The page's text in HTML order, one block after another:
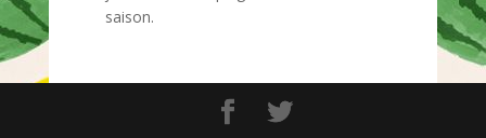
saison.